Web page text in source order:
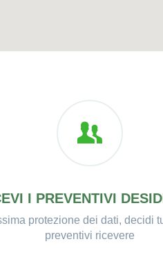
I PREVENTIVI
protezione dei dati, decidi
preventivi ricevere